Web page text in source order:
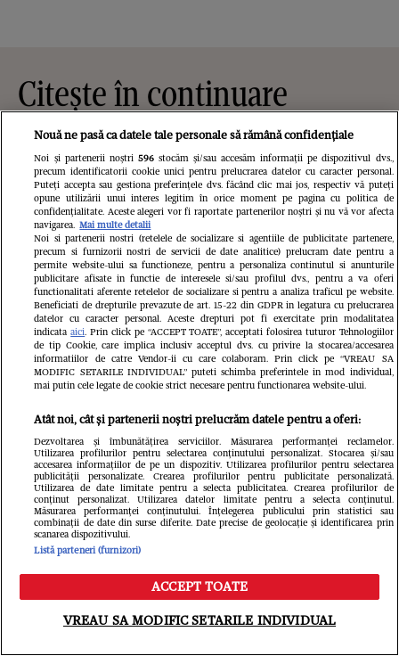
Citește în continuare
Ce s-a întâmplat cu Iustina Loghin și
Cornel Luchian după experiența
Insula iubirii. S-au căsătorit, au
devenit părinții unei fetițe, iar ea este
însărcinată cu băiețel
Meniu Caută
Nouă ne pasă ca datele tale personale să rămână confidențiale
Noi și partenerii noștri 596stocăm și/sau accesăm informații pe dispozitivul dvs.,
precum identificatorii cookie unici pentru prelucrarea datelor cu caracter personal.
Puteți accepta sau gestiona preferințele dvs. făcând clic mai jos, respectiv vă puteți
opune utilizării unui interes legitim în orice moment pe pagina cu politica de
confidențialitate. Aceste alegeri vor fi raportate partenerilor noștri și nu vă vor afecta
navigarea. Mai multe detalii
Noi si partenerii nostri (retelele de socializare si agentiile de publicitate partenere,
precum si furnizorii nostri de servicii de date analitice) prelucram date pentru a
permite website-ului sa functioneze, pentru a personaliza continutul si anunturile
publicitare afisate in functie de interesele si/sau profilul dvs., pentru a va oferi
functionalitati aferente retelelor de socializare si pentru a analiza traficul pe website.
Beneficiati de drepturile prevazute de art. 15-22 din GDPR in legatura cu prelucrarea
datelor cu caracter personal. Aceste drepturi pot fi exercitate prin modalitatea
indicataaici. Prin click pe “ACCEPT TOATE”, acceptati folosirea tuturor Tehnologiilor
de tip Cookie, care implica inclusiv acceptul dvs. cu privire la stocarea/accesarea
informatiilor de catre Vendor-ii cu care colaboram. Prin click pe “VREAU SA
MODIFIC SETARILE INDIVIDUAL” puteti schimba preferintele in mod individual,
mai putin cele legate de cookie strict necesare pentru functionarea website-ului.
Atât noi, cât și partenerii noștri prelucrăm datele pentru a oferi:
Dezvoltarea și îmbunătățirea serviciilor. Măsurarea performanței reclamelor.
Utilizarea profilurilor pentru selectarea conținutului personalizat. Stocarea și/sau
accesarea informațiilor de pe un dispozitiv. Utilizarea profilurilor pentru selectarea
publicității personalizate. Crearea profilurilor pentru publicitate personalizată.
Utilizarea de date limitate pentru a selecta publicitatea. Crearea profilurilor de
conținut personalizat. Utilizarea datelor limitate pentru a selecta conținutul.
Măsurarea performanței conținutului. Înțelegerea publicului prin statistici sau
combinații de date din surse diferite. Date precise de geolocație și identificarea prin
scanarea dispozitivului.
Listă parteneri (furnizori)
ACCEPT TOATE
VREAU SA MODIFIC SETARILE INDIVIDUAL